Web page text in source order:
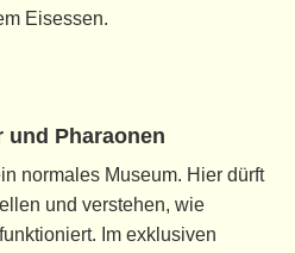
Eisessen.
und Pharaonen
normales Museum. Hier dürft
und verstehen, wie
Im exklusiven